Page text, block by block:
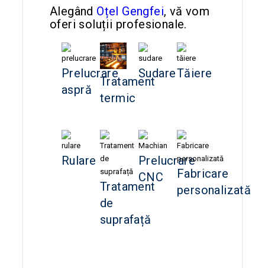
Alegând Oțel Gengfei, vă vom
oferi soluții profesionale.
Prelucrare
aspră
Tratament
termic
SudareTăiere
Rulare
Tratament
de
suprafață
Prelucrare
CNC
Fabricare
personalizată